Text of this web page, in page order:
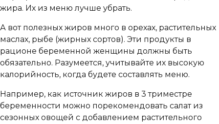
жира. Их из меню лучше убрать.
А вот полезных жиров много в орехах, растительных
маслах, рыбе (жирных сортов). Эти продукты в
рационе беременной женщины должны быть
обязательно. Разумеется, учитывайте их высокую
калорийность, когда будете составлять меню.
Например, как источник жиров в 3 триместре
беременности можно порекомендовать салат из
сезонных овощей с добавлением растительного